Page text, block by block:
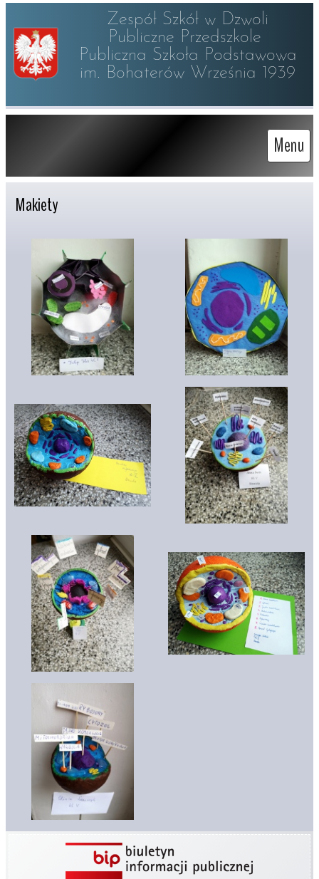
Zespół Szkół w Dzwoli
Publiczne Przedszkole
Publiczna Szkoła Podstawowa
im. Bohaterów Września 1939
Menu
Makiety